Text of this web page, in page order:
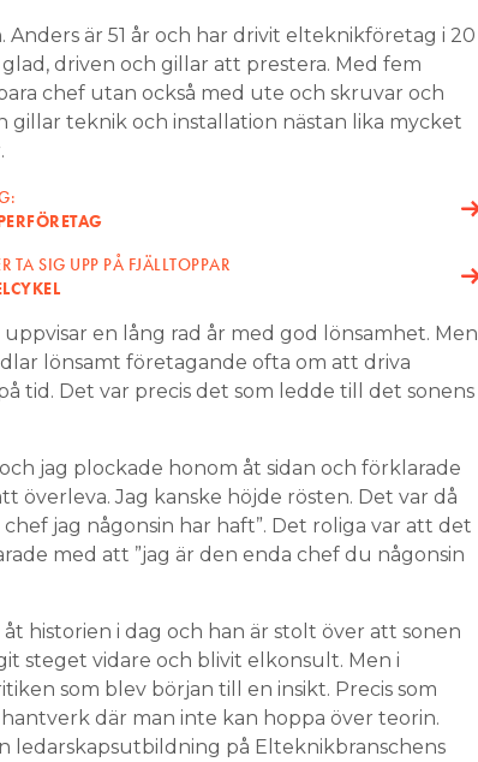
Anders är 51 år och har drivit elteknikföretag i 20
glad, driven och gillar att prestera. Med fem
chef utan också med ute och skruvar och
gillar teknik och installation nästan lika mycket
TA SIG UPP PÅ FJÄLLTOPPAR
en lång rad år med god lönsamhet. Men
lönsamt företagande ofta om att driva
tid. Det var precis det som ledde till det sonens
jag plockade honom åt sidan och förklarade
överleva. Jag kanske höjde rösten. Det var då
chef jag någonsin har haft”. Det roliga var att det
med att ”jag är den enda chef du någonsin
historien i dag och han är stolt över att sonen
steget vidare och blivit elkonsult. Men i
som blev början till en insikt. Precis som
där man inte kan hoppa över teorin.
ledarskapsutbildning på Elteknikbranschens